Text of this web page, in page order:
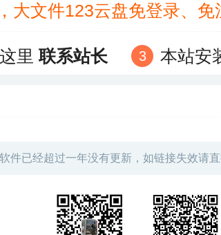
大文件123云盘免登录、
里联系站长 本站安
件已经超过一年没有更新，如链接失效请